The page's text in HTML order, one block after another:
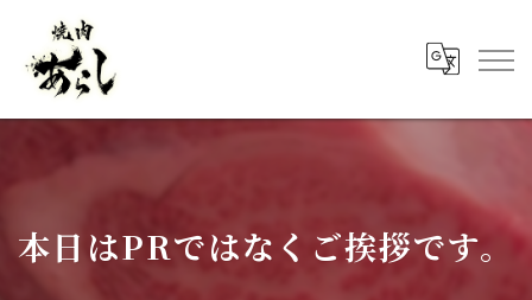
本日はPRではなくご挨拶です。